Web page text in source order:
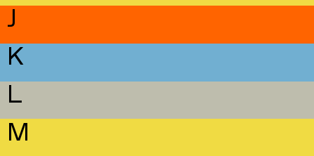
J
K
L
M